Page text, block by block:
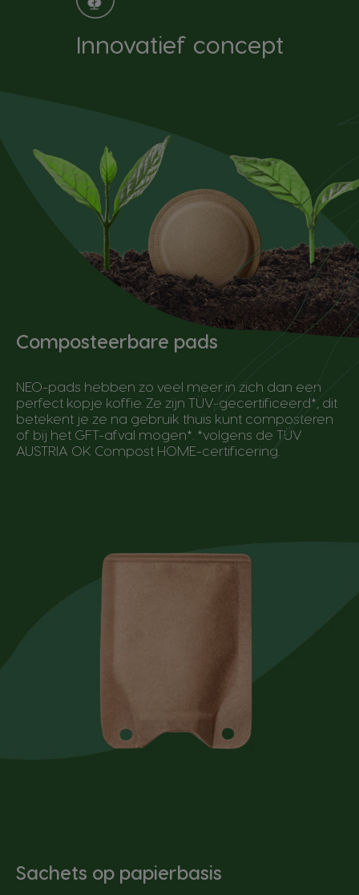
Innovatief concept
Composteerbare pads
NEO-pads hebben zo veel meer in zich dan een
perfect kopje koffie. Ze zijn TÜV-gecertificeerd*, dit
betekent je ze na gebruik thuis kunt composteren
of bij het GFT-afval mogen*. *volgens de TÜV
AUSTRIA OK Compost HOME-certificering.
Sachets op papierbasis